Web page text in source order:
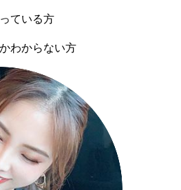
ている方
わからない方